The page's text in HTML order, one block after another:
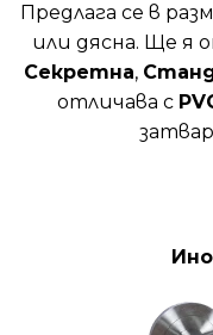
Предлага се в
или дясна. Ще я
Секретна,
отличава с